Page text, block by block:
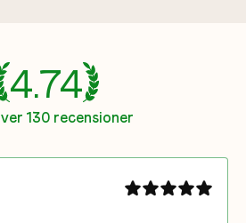
4.74
130 recensioner